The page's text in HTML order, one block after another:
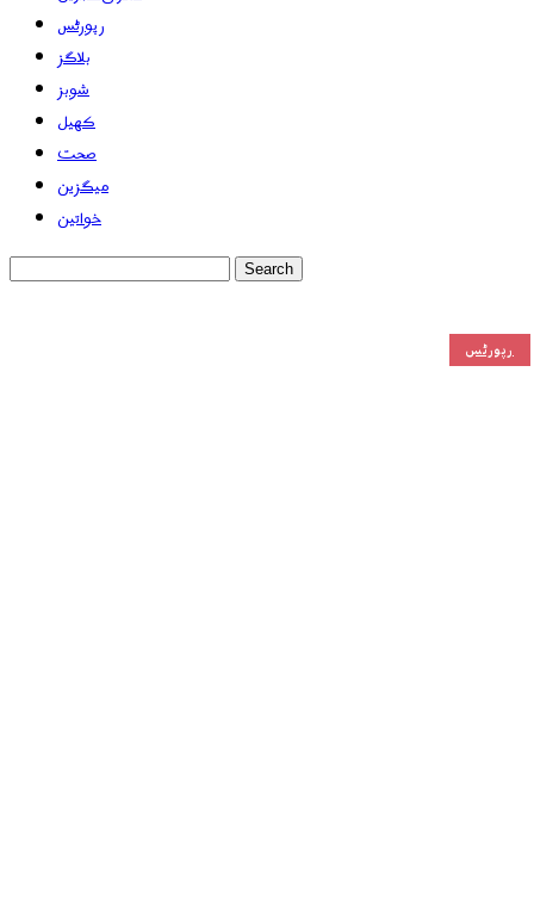
رپورٹس
بلاگز
شوبز
کھیل
صحت
میگزین
خواتین
رپورٹس